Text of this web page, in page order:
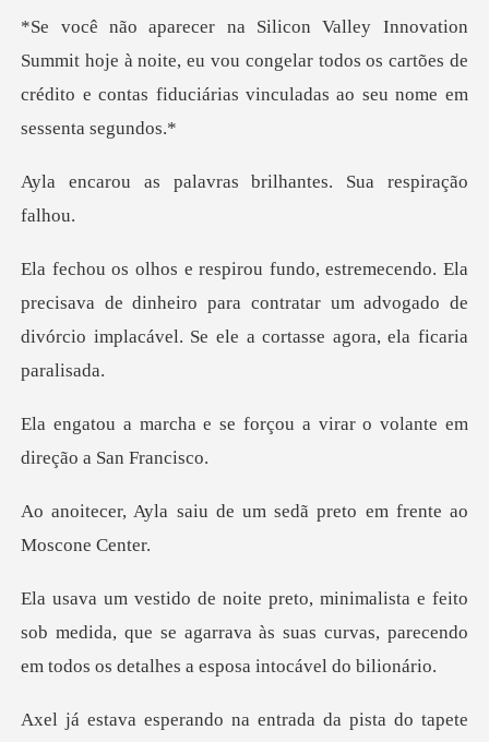
je à noite, eu vou congelar todos os cartões de
crédito e co
avras brilhantes. S
cisava de dinheiro para contratar um advogado de
divórcio i
forçou a virar o volante e
de um sedã preto em fr
o
sob medida, que se agarrava às suas curvas, parecendo
do na entrada da pista